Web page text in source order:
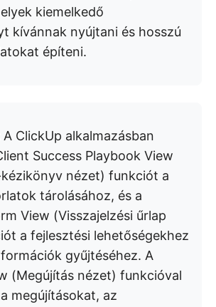
kiemelkedő
kívánnak nyújtani és hosszú
építeni.
A ClickUp alkalmazásban
Success Playbook View
nézet) funkciót a
tárolásához, és a
View (Visszajelzési űrlap
a fejlesztési lehetőségekhez
gyűjtéséhez. A
(Megújítás nézet) funkcióval
megújításokat, az